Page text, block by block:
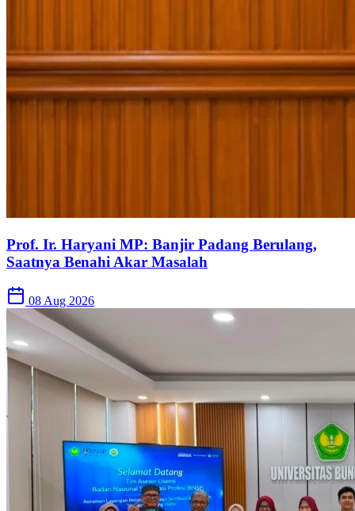
Prof. Ir. Haryani MP: Banjir Padang Berulang,
Saatnya Benahi Akar Masalah
08 Aug 2026